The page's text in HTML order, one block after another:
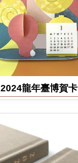
2024龍年臺博賀卡